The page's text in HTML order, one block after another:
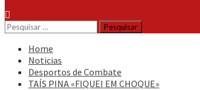
Pesquisar
por:
Home
Noticias
Desportos de Combate
TAÍS PINA «FIQUEI EM CHOQUE»